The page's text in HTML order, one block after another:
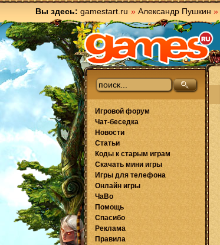
Вы здесь: gamestart.ru » Александр Пушкин »
Игровой форум
Чат-беседка
Новости
Статьи
Коды к старым играм
Скачать мини игры
Игры для телефона
Онлайн игры
ЧаВо
Помощь
Спасибо
Реклама
Правила